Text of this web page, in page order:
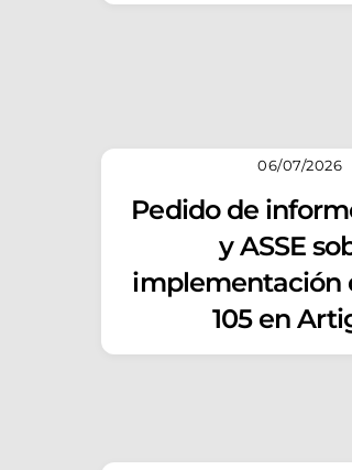
06/07/2026
Pedido de
y ASSE
implementación
105 en